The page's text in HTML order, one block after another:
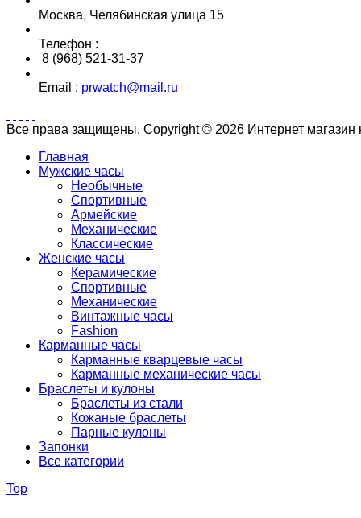
Москва, Челябинская улица 15
Телефон :
8 (968) 521-31-37
Email : prwatch@mail.ru
Все права защищены. Copyright © 2026 Интернет магазин
Главная
Мужские часы
Необычные
Спортивные
Армейские
Механические
Классические
Женские часы
Керамические
Спортивные
Механические
Винтажные часы
Fashion
Карманные часы
Карманные кварцевые часы
Карманные механические часы
Браслеты и кулоны
Браслеты из стали
Кожаные браслеты
Парные кулоны
Запонки
Все категории
Top